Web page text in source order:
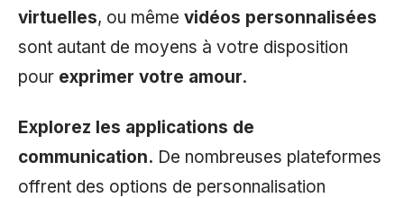
virtuelles, ou même vidéos personnalisées
sont autant de moyens à votre disposition
pour exprimer votre amour.
Explorez les applications de
communication. De nombreuses plateformes
offrent des options de personnalisation